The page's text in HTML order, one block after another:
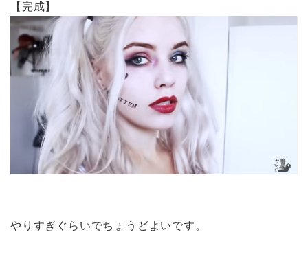
【完成】
やりすぎぐらいでちょうどよいです。